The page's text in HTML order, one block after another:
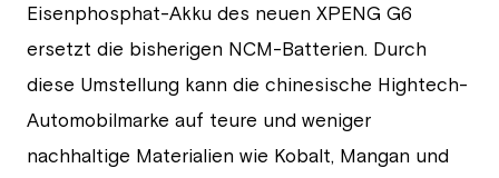
Eisenphosphat-Akku des neuen XPENG G6
ersetzt die bisherigen NCM-Batterien. Durch
diese Umstellung kann die chinesische Hightech-
Automobilmarke auf teure und weniger
nachhaltige Materialien wie Kobalt, Mangan und